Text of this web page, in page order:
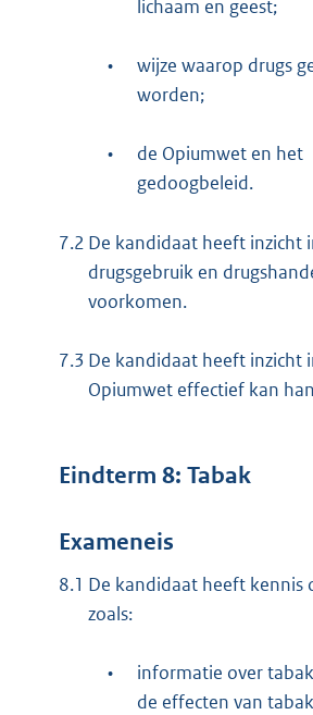
lichaam en geest;
•
wijze waarop drugs
worden;
•
de Opiumwet en het
gedoogbeleid.
7.2 De kandidaat heeft inzicht
drugsgebruik en
voorkomen.
7.3 De kandidaat heeft inzicht
Opiumwet effectief kan
Eindterm 8: Tabak
Exameneis
8.1 De kandidaat heeft kennis
zoals:
•
informatie over
de effecten van